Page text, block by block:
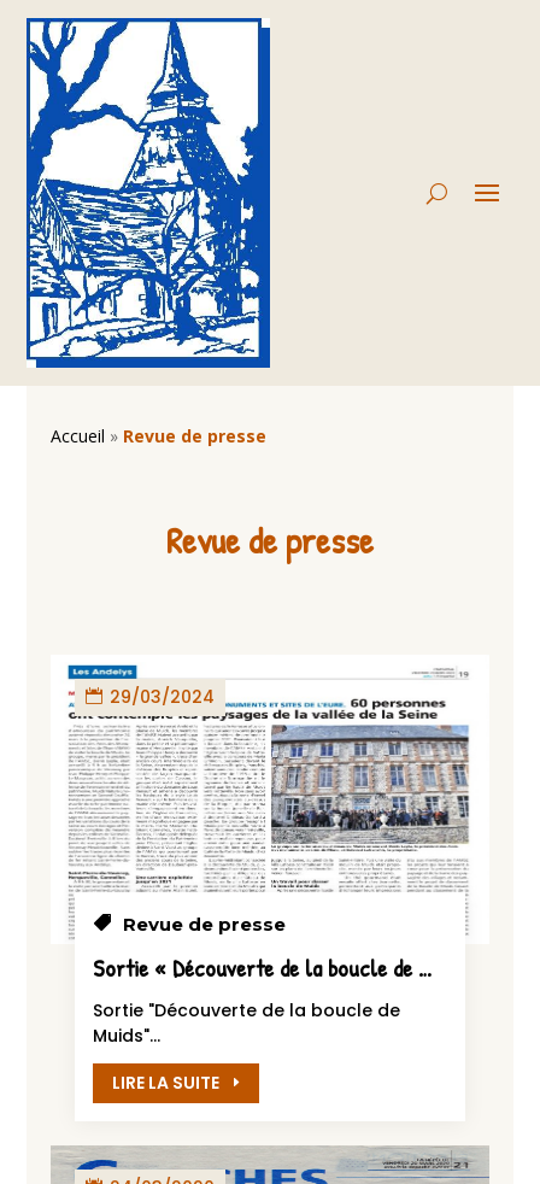
Accueil » Revue de presse
Revue de presse
29/03/2024
Revue de presse
Sortie « Découverte de la boucle de Muids »
Sortie "Découverte de la boucle de
Muids"...
LIRE LA SUITE